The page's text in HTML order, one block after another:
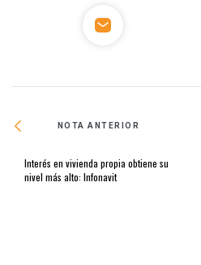
NOTA ANTERIOR
Interés en vivienda propia obtiene su
nivel más alto: Infonavit